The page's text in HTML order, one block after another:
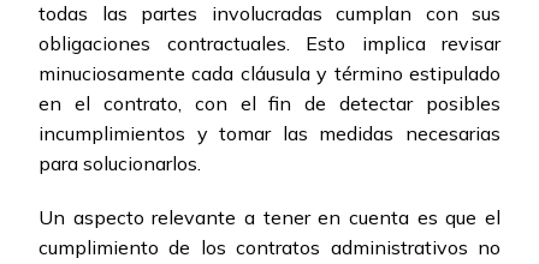
todas las partes involucradas cumplan con sus
obligaciones contractuales. Esto implica revisar
minuciosamente cada cláusula y término estipulado
en el contrato, con el fin de detectar posibles
incumplimientos y tomar las medidas necesarias
para solucionarlos.
Un aspecto relevante a tener en cuenta es que el
cumplimiento de los contratos administrativos no